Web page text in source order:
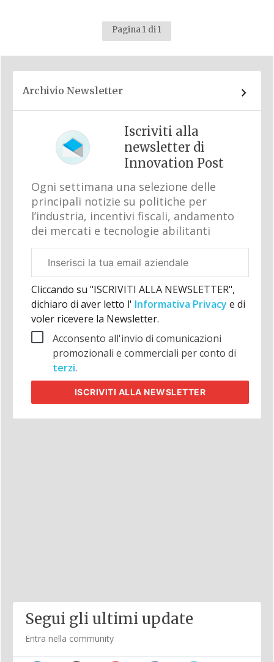
Pagina 1 di 1
Archivio Newsletter
Iscriviti alla
newsletter di
Innovation Post
Ogni settimana una selezione delle
principali notizie su politiche per
l’industria, incentivi fiscali, andamento
dei mercati e tecnologie abilitanti
aziendale
Cliccando su "ISCRIVITI ALLA NEWSLETTER",
dichiaro di aver letto l' Informativa Privacy e di
voler ricevere la Newsletter.
Acconsento all'invio di comunicazioni
promozionali e commerciali per conto di
terzi.
ISCRIVITI ALLA NEWSLETTER
Segui gli ultimi update
Entra nella community